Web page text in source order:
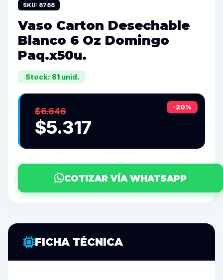
SKU: 8788
Vaso Carton Desechable
Blanco 6 Oz Domingo
Paq.x50u.
Stock: 81 unid.
-20%
$6.646
$5.317
COTIZAR VÍA WHATSAPP
FICHA TÉCNICA